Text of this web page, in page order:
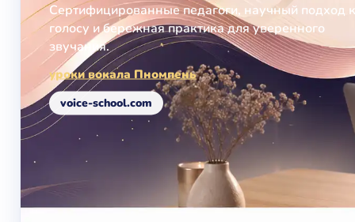
Сертифицированные педагоги, научный подход к
голосу и бережная практика для уверенного
звучания.
уроки вокала Пномпень
voice-school.com